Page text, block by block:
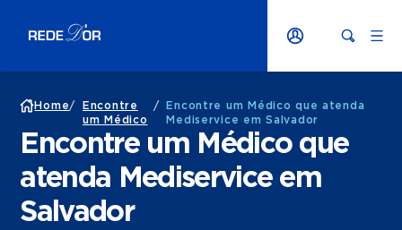
Home/
Encontre
um Médico
/
Encontre um Médico que atenda
Mediservice em Salvador
Encontre um Médico que
atenda Mediservice em
Salvador